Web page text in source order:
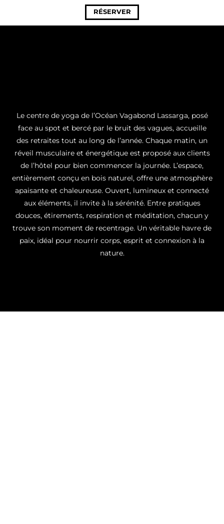
RÉSERVER
Le centre de yoga de l’Océan Vagabond Lassarga, posé
face au spot et bercé par le bruit des vagues, accueille
des retraites tout au long de l’année. Chaque matin, un
réveil musculaire et énergétique est proposé aux clients
de l’hôtel pour bien commencer la journée. L’espace,
entièrement conçu en bois naturel, offre une atmosphère
apaisante et chaleureuse. Ouvert, lumineux et connecté
aux éléments, il invite à la sérénité. Entre pratiques
douces, étirements, respiration et méditation, chacun y
trouve son moment de recentrage. Un véritable havre de
paix, idéal pour nourrir corps, esprit et connexion à la
nature.